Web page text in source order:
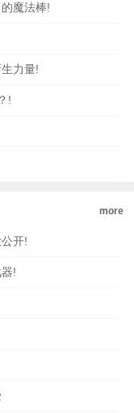
魔法棒!
力量!
!
more
开!
!